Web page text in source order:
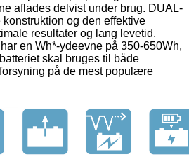
aflades delvist under brug. DUAL-
og den effektive
resultater og lang levetid.
en Wh*-ydeevne på 350-650Wh,
skal bruges til både
på de mest populære